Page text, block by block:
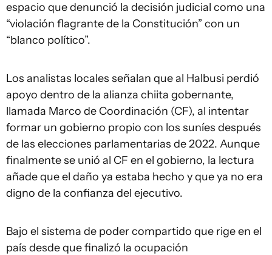
espacio que denunció la decisión judicial como una
“violación flagrante de la Constitución” con un
“blanco político”.
Los analistas locales señalan que al Halbusi perdió
apoyo dentro de la alianza chiita gobernante,
llamada Marco de Coordinación (CF), al intentar
formar un gobierno propio con los suníes después
de las elecciones parlamentarias de 2022. Aunque
finalmente se unió al CF en el gobierno, la lectura
añade que el daño ya estaba hecho y que ya no era
digno de la confianza del ejecutivo.
Bajo el sistema de poder compartido que rige en el
país desde que finalizó la ocupación